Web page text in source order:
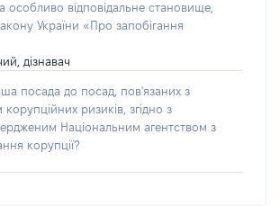
особливо відповідальне становище,
України «Про запобігання
дізнавач
посада до посад, пов'язаних з
ризиків, згідно з
Національним агентством з
корупції?